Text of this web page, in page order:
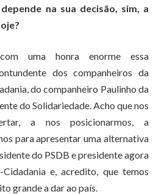
na sua decisão, sim, a
uma honra enorme essa
dos companheiros da
do companheiro Paulinho da
do Solidariedade. Acho que nos
a nos posicionarmos, a
para apresentar uma alternativa
do PSDB e presidente agora
Cidadania e, acredito, que temos
grande a dar ao país.